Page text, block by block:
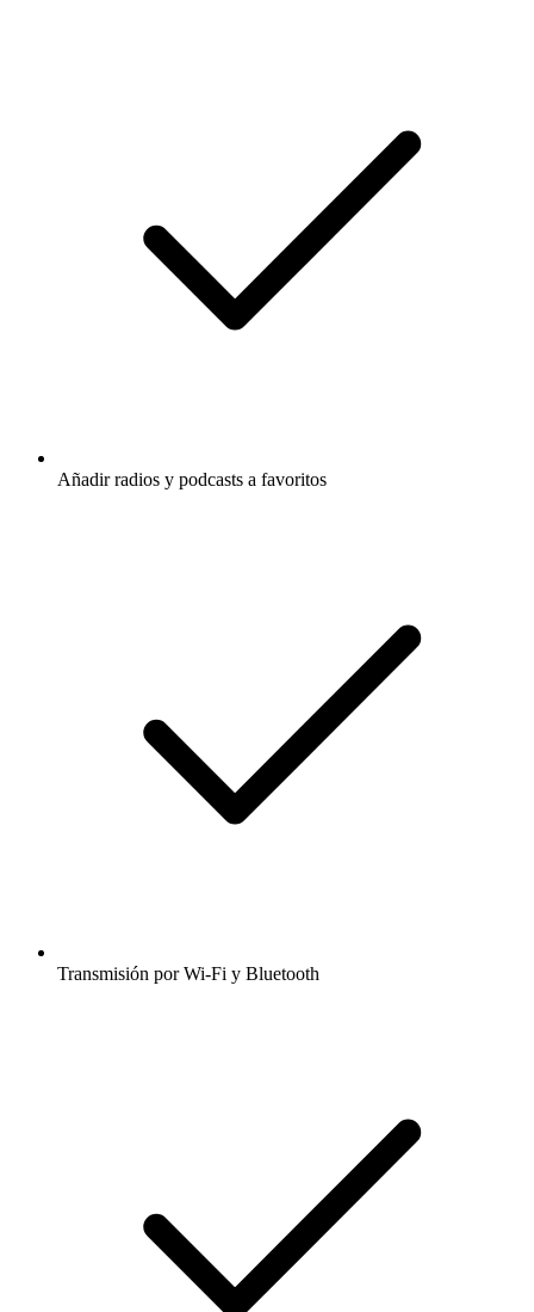
Añadir radios y podcasts a favoritos
Transmisión por Wi-Fi y Bluetooth